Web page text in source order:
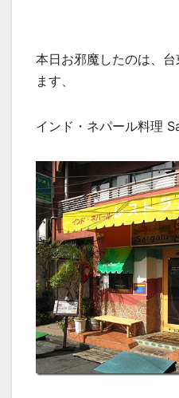
本日お邪魔したのは、
ます、
インド・ネパール料理